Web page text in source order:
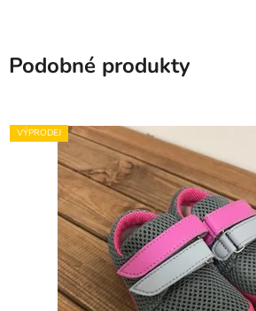
Podobné produkty
VÝPRODEJ